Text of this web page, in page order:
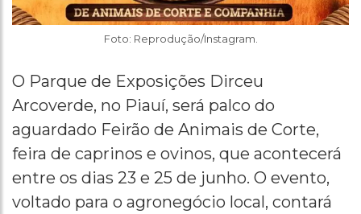
Foto: Reprodução/Instagram.
O Parque de Exposições Dirceu
Arcoverde, no Piauí, será palco do
aguardado Feirão de Animais de Corte,
feira de caprinos e ovinos, que acontecerá
entre os dias 23 e 25 de junho. O evento,
voltado para o agronegócio local, contará